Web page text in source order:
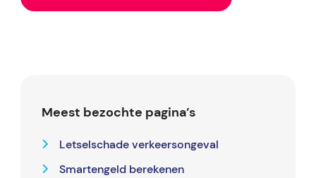
Meest bezochte pagina’s
Letselschade verkeersongeval
Smartengeld berekenen